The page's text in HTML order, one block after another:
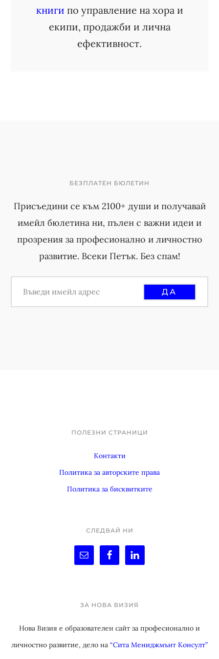
книги по управление на хора и
екипи, продажби и лична
ефективност.
БЕЗПЛАТЕН БЮЛЕТИН
Присъедини се към 2100+ души и получавай
имейл бюлетина ни, пълен с важни идеи и
прозрения за професионално и личностно
развитие. Всеки Петък. Без спам!
ПОЛЕЗНИ СТРАНИЦИ
Контакти
Политика за авторските права
Политика за бисквитките
СЛЕДВАЙ НИ
ЗА НОВА ВИЗИЯ
Нова Визия е образователен сайт за професионално и
личностно развитие, дело на “Сита Мениджмънт Консулт”